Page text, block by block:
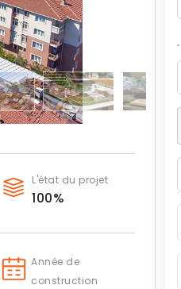
L'état du projet
100%
Année de
construction